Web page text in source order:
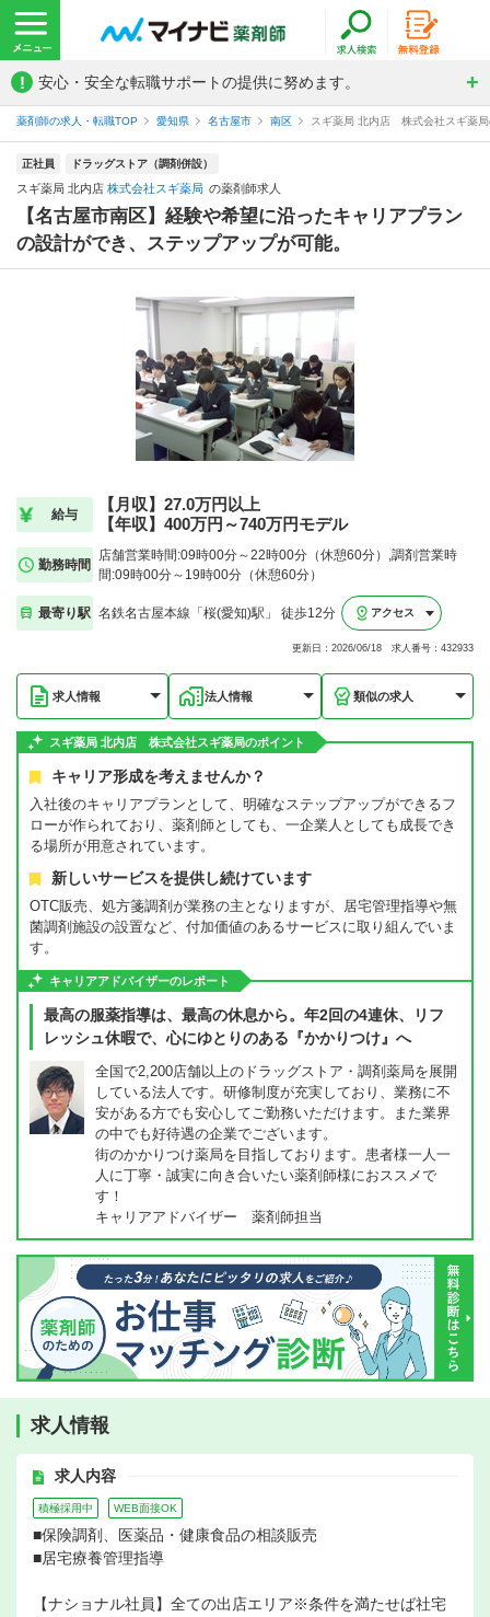
! 安心・安全な転職サポートの提供に努めます。
薬剤師の求人・転職TOP 愛知県 名古屋市 南区 スギ薬局 北内店 株式会社スギ薬
正社員 ドラッグストア（調剤併設）
スギ薬局 北内店 株式会社スギ薬局 の薬剤師求人
【名古屋市南区】経験や希望に沿ったキャリアプラン
の設計ができ、ステップアップが可能。
給与
【月収】27.0万円以上
【年収】400万円～740万円モデル
勤務時間
店舗営業時間:09時00分～22時00分（休憩60分）,調剤営業時
間:09時00分～19時00分（休憩60分）
最寄り駅 名鉄名古屋本線「桜(愛知)駅」 徒歩12分 アクセス
更新日：2026/06/18 求人番号：432933
求人情報 法人情報 類似の求人
スギ薬局 北内店 株式会社スギ薬局のポイント
キャリア形成を考えませんか？
入社後のキャリアプランとして、明確なステップアップができるフ
ローが作られており、薬剤師としても、一企業人としても成長でき
る場所が用意されています。
新しいサービスを提供し続けています
OTC販売、処方箋調剤が業務の主となりますが、居宅管理指導や無
菌調剤施設の設置など、付加価値のあるサービスに取り組んでいま
す。
キャリアアドバイザーのレポート
最高の服薬指導は、最高の休息から。年2回の4連休、リフ
レッシュ休暇で、心にゆとりのある『かかりつけ』へ
全国で2,200店舗以上のドラッグストア・調剤薬局を展開
している法人です。研修制度が充実しており、業務に不
安がある方でも安心してご勤務いただけます。また業界
の中でも好待遇の企業でございます。
街のかかりつけ薬局を目指しております。患者様一人一
人に丁寧・誠実に向き合いたい薬剤師様におススメで
す！
キャリアアドバイザー 薬剤師担当
求人情報
求人内容
積極採用中 WEB面接OK
■保険調剤、医薬品・健康食品の相談販売
■居宅療養管理指導
【ナショナル社員】全ての出店エリア※条件を満たせば社宅